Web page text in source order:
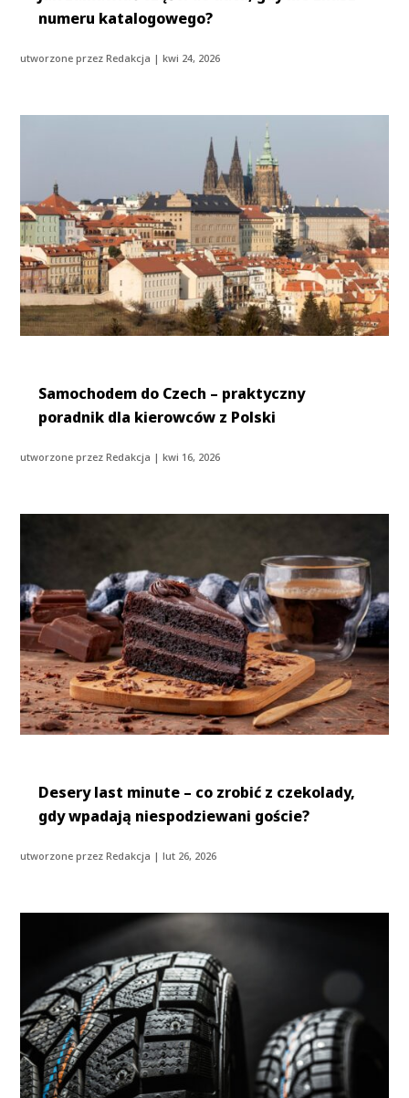
numeru katalogowego?
utworzone przezRedakcja |kwi 24, 2026
Samochodem do Czech – praktyczny
poradnik dla kierowców z Polski
utworzone przezRedakcja |kwi 16, 2026
Desery last minute – co zrobić z czekolady,
gdy wpadają niespodziewani goście?
utworzone przezRedakcja |lut 26, 2026